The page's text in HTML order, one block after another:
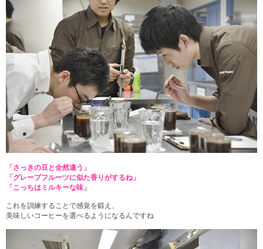
「さっきの豆と全然違う」
「グレープフルーツに似た香りがするね」
「こっちはミルキーな味」
これを訓練することで感覚を鍛え、
美味しいコーヒーを選べるようになるんですね